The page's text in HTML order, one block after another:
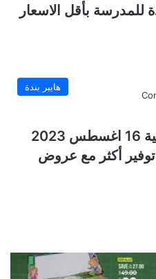
هايبر بندة
عروض هايبر بنده الأسبوعية 16 اغسطس 2023
الموافق 29 محرم 1445 توفير أكثر مع عروض